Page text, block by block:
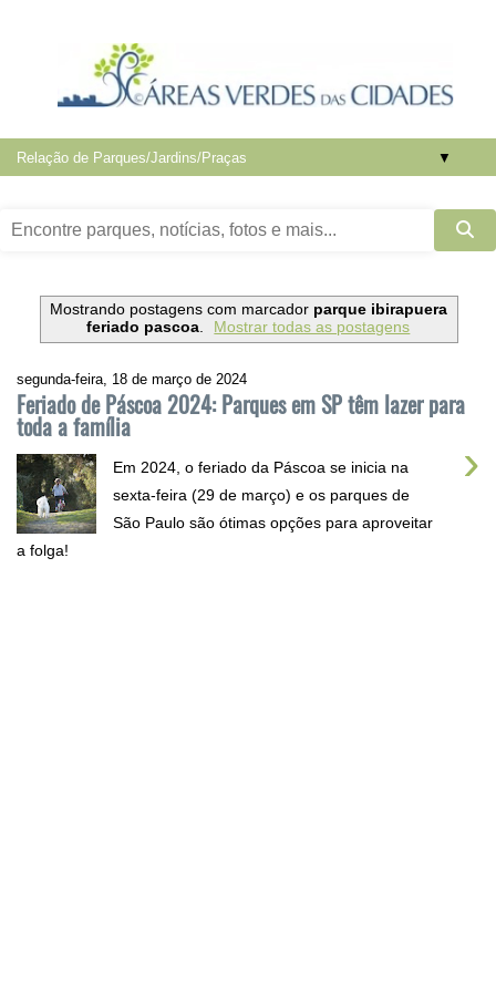
▼
Mostrando postagens com marcador parque ibirapuera
feriado pascoa. Mostrar todas as postagens
segunda-feira, 18 de março de 2024
Feriado de Páscoa 2024: Parques em SP têm lazer para
toda a família
›
Em 2024, o feriado da Páscoa se inicia na
sexta-feira (29 de março) e os parques de
São Paulo são ótimas opções para aproveitar
a folga!